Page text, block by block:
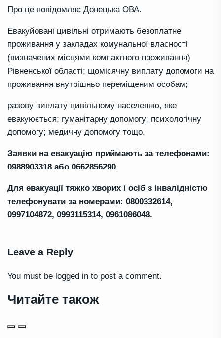
Про це повідомляє Донецька ОВА.
Евакуйовані цивільні отримають безоплатне
проживання у закладах комунальної власності
(визначених місцями компактного проживання)
Рівненської області; щомісячну виплату допомоги на
проживання внутрішньо переміщеним особам;
разову виплату цивільному населенню, яке
евакуюється; гуманітарну допомогу; психологічну
допомогу; медичну допомогу тощо.
Заявки на евакуацію приймають за телефонами:
0988903318 або 0662856290.
Для евакуації тяжко хворих і осіб з інвалідністю
телефонувати за номерами: 0800332614,
0997104872, 0993115314, 0961086048.
Leave a Reply
You must be logged in to post a comment.
Читайте також